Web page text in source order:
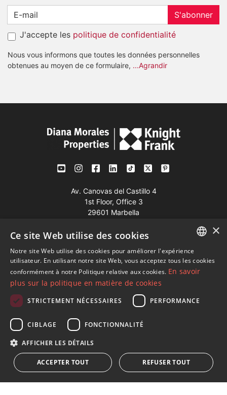
S'abonner
J'accepte les politique de confidentialité
Nous vous informons que toutes les données personnelles
obtenues au moyen de ce formulaire, ...Agrandir
Av. Canovas del Castillo 4
1st Floor, Office 3
29601 Marbella
Tél:+34 952 765 138
Mob:+34 601 636 766
Whatsapp:+34 952 765 138
info@dmproperties.com
© Copyright 1989 - 2026 Diana Morales Properties Knight
Frank ·Termes et conditions d'utilisation du site Web· Design
Web et référencement
Inmoba Networks
ENGLISH
SPANISH
×
Ce site Web utilise des cookies
Notre site Web utilise des cookies pour améliorer l'expérience
utilisateur. En utilisant notre site Web, vous acceptez tous les cookies
conformément à notre Politique relative aux cookies. En savoir
plus sur la politique en matière de cookies
STRICTEMENT NÉCESSAIRES PERFORMANCE
CIBLAGE FONCTIONNALITÉ
AFFICHER LES DÉTAILS
ACCEPTER TOUT REFUSER TOUT